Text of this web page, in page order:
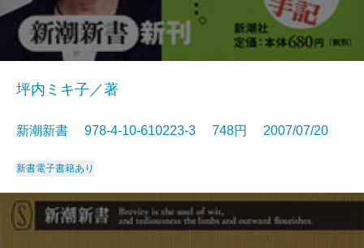
坪内ミキ子／著
新潮新書 978-4-10-610223-3 748円 2007/07/20
新書電子書籍あり